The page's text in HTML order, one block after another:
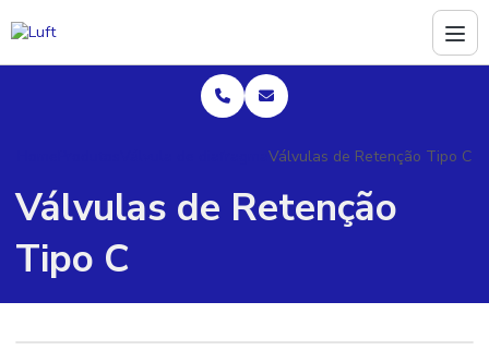
Válvulas de Retenção Tipo C
Válvulas de Retenção
Tipo C